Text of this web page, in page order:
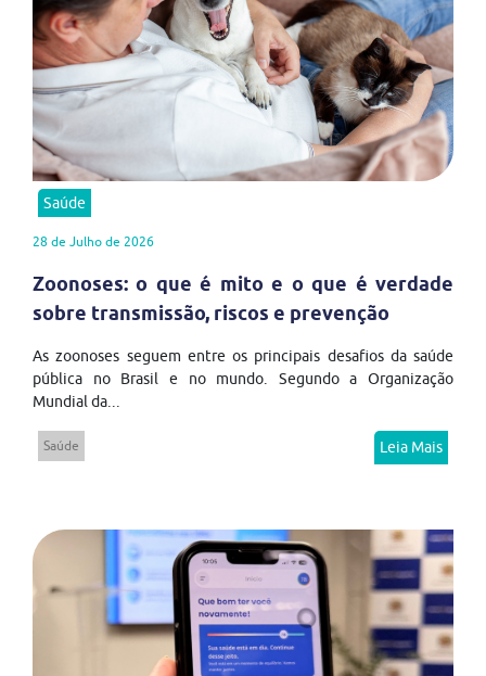
Saúde
28 de Julho de 2026
Zoonoses: o que é mito e o que é verdade
sobre transmissão, riscos e prevenção
As zoonoses seguem entre os principais desafios da saúde
pública no Brasil e no mundo. Segundo a Organização
Mundial da...
Saúde Leia Mais